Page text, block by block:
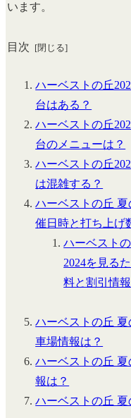
います。
目次
ハーベストの丘
台はある？
ハーベストの丘
台のメニューは？
ハーベストの丘
は混雑する？
ハーベストの丘 夏
催日時と打ち上げ
ハーベスト
2024を見る
料と割引情報
ハーベストの丘 夏
車場情報は？
ハーベストの丘
報は？
ハーベストの丘